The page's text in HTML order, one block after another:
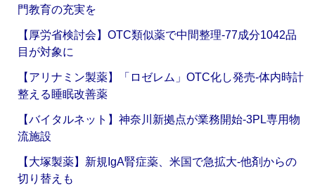
門教育の充実を
【厚労省検討会】OTC類似薬で中間整理‐77成分1042品
目が対象に
【アリナミン製薬】「ロゼレム」OTC化し発売‐体内時計
整える睡眠改善薬
【バイタルネット】神奈川新拠点が業務開始‐3PL専用物
流施設
【大塚製薬】新規IgA腎症薬、米国で急拡大‐他剤からの
切り替えも